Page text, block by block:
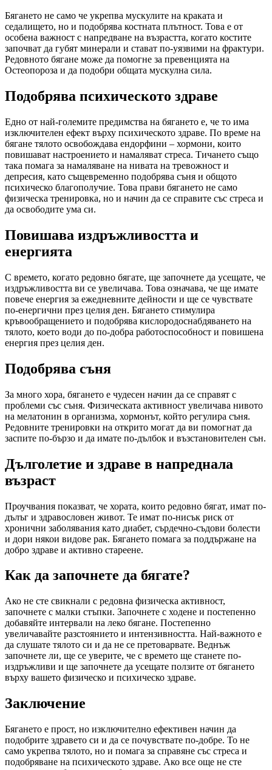
Бягането не само че укрепва мускулите на краката и
седалището, но и подобрява костната плътност. Това е от
особена важност с напредване на възрастта, когато костите
започват да губят минерали и стават по-уязвими на фрактури.
Редовното бягане може да помогне за превенцията на
Остеопороза и да подобри общата мускулна сила.
Подобрява психическото здраве
Едно от най-големите предимства на бягането е, че то има
изключителен ефект върху психическото здраве. По време на
бягане тялото освобождава ендорфини – хормони, които
повишават настроението и намаляват стреса. Тичането също
така помага за намаляване на нивата на тревожност и
депресия, като същевременно подобрява съня и общото
психическо благополучие. Това прави бягането не само
физическа тренировка, но и начин да се справите със стреса и
да освободите ума си.
Повишава издръжливостта и
енергията
С времето, когато редовно бягате, ще започнете да усещате, че
издръжливостта ви се увеличава. Това означава, че ще имате
повече енергия за ежедневните дейности и ще се чувствате
по-енергични през целия ден. Бягането стимулира
кръвообращението и подобрява кислородоснабдяването на
тялото, което води до по-добра работоспособност и повишена
енергия през целия ден.
Подобрява съня
За много хора, бягането е чудесен начин да се справят с
проблеми със съня. Физическата активност увеличава нивото
на мелатонин в организма, хормонът, който регулира съня.
Редовните тренировки на открито могат да ви помогнат да
заспите по-бързо и да имате по-дълбок и възстановителен сън.
Дълголетие и здраве в напреднала
възраст
Проучвания показват, че хората, които редовно бягат, имат по-
дълъг и здравословен живот. Те имат по-нисък риск от
хронични заболявания като диабет, сърдечно-съдови болести
и дори някои видове рак. Бягането помага за поддържане на
добро здраве и активно стареене.
Как да започнете да бягате?
Ако не сте свикнали с редовна физическа активност,
започнете с малки стъпки. Започнете с ходене и постепенно
добавяйте интервали на леко бягане. Постепенно
увеличавайте разстоянието и интензивността. Най-важното е
да слушате тялото си и да не се претоварвате. Веднъж
започнете ли, ще се уверите, че с времето ще станете по-
издръжливи и ще започнете да усещате ползите от бягането
върху вашето физическо и психическо здраве.
Заключение
Бягането е прост, но изключително ефективен начин да
подобрите здравето си и да се почувствате по-добре. То не
само укрепва тялото, но и помага за справяне със стреса и
подобряване на психическото здраве. Ако все още не сте